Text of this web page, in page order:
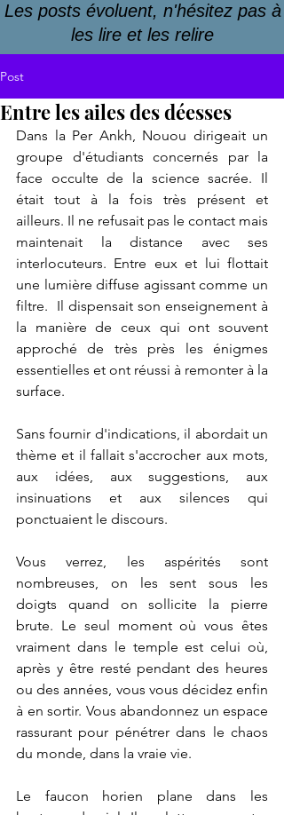
Les posts évoluent, n'hésitez pas à
les lire et les relire
Post
Entre les ailes des déesses
Dans la Per Ankh, Nouou dirigeait un
groupe d'étudiants concernés par la
face occulte de la science sacrée. Il
était tout à la fois très présent et
ailleurs. Il ne refusait pas le contact mais
maintenait la distance avec ses
interlocuteurs. Entre eux et lui flottait
une lumière diffuse agissant comme un
filtre.  Il dispensait son enseignement à
la manière de ceux qui ont souvent
approché de très près les énigmes
essentielles et ont réussi à remonter à la
surface.
Sans fournir d'indications, il abordait un
thème et il fallait s'accrocher aux mots,
aux idées, aux suggestions, aux
insinuations et aux silences qui
ponctuaient le discours.
Vous verrez, les aspérités sont
nombreuses, on les sent sous les
doigts quand on sollicite la pierre
brute. Le seul moment où vous êtes
vraiment dans le temple est celui où,
après y être resté pendant des heures
ou des années, vous vous décidez enfin
à en sortir. Vous abandonnez un espace
rassurant pour pénétrer dans le chaos
du monde, dans la vraie vie.
Le faucon horien plane dans les